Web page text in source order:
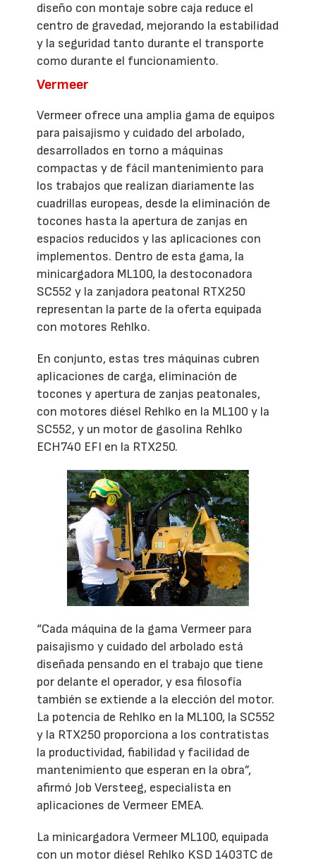
diseño con montaje sobre caja reduce el
centro de gravedad, mejorando la estabilidad
y la seguridad tanto durante el transporte
como durante el funcionamiento.
Vermeer
Vermeer ofrece una amplia gama de equipos
para paisajismo y cuidado del arbolado,
desarrollados en torno a máquinas
compactas y de fácil mantenimiento para
los trabajos que realizan diariamente las
cuadrillas europeas, desde la eliminación de
tocones hasta la apertura de zanjas en
espacios reducidos y las aplicaciones con
implementos. Dentro de esta gama, la
minicargadora ML100, la destoconadora
SC552 y la zanjadora peatonal RTX250
representan la parte de la oferta equipada
con motores Rehlko.
En conjunto, estas tres máquinas cubren
aplicaciones de carga, eliminación de
tocones y apertura de zanjas peatonales,
con motores diésel Rehlko en la ML100 y la
SC552, y un motor de gasolina Rehlko
ECH740 EFI en la RTX250.
“Cada máquina de la gama Vermeer para
paisajismo y cuidado del arbolado está
diseñada pensando en el trabajo que tiene
por delante el operador, y esa filosofía
también se extiende a la elección del motor.
La potencia de Rehlko en la ML100, la SC552
y la RTX250 proporciona a los contratistas
la productividad, fiabilidad y facilidad de
mantenimiento que esperan en la obra”,
afirmó Job Versteeg, especialista en
aplicaciones de Vermeer EMEA.
La minicargadora Vermeer ML100, equipada
con un motor diésel Rehlko KSD 1403TC de